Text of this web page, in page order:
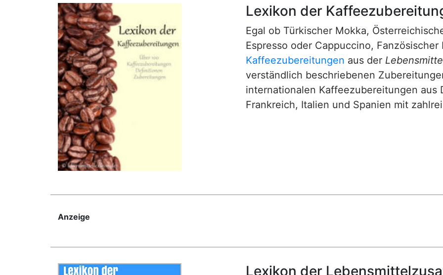
Lexikon der
Egal ob Türkischer Mokka,
Espresso oder Cappuccino,
Kaffeezubereitungen aus der
verständlich beschriebenen
internationalen Kaffeezubereitungen aus
Frankreich, Italien und Spanien mit
Anzeige
Lexikon der